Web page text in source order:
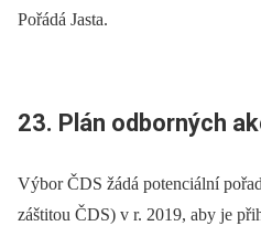
Pořádá Jasta.
23. Plán odborných
Výbor ČDS žádá potenciální
záštitou ČDS) v r. 2019, aby je